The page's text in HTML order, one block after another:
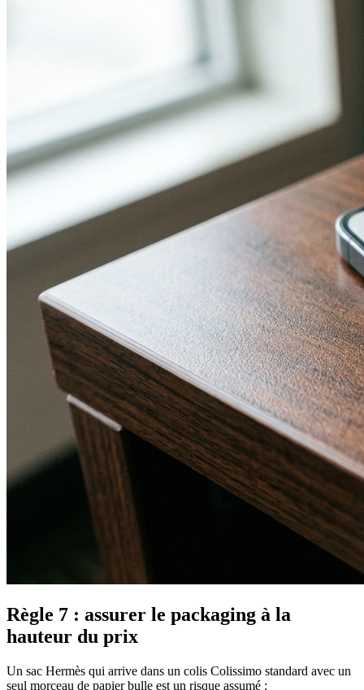
Règle 7 : assurer le packaging à la
hauteur du prix
Un sac Hermès qui arrive dans un colis Colissimo standard avec un
seul morceau de papier bulle est un risque assumé :